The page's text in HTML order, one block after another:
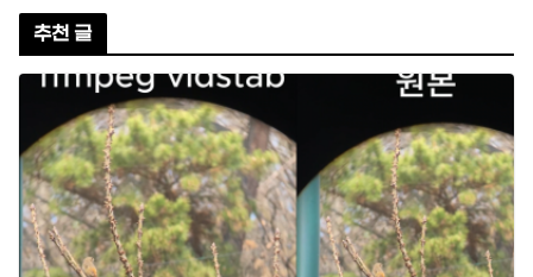
추천 글